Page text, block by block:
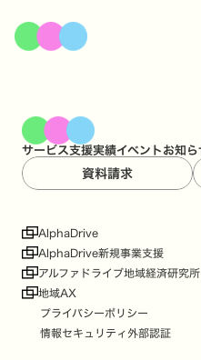
サービス支援実績イベントお知
資料請求
AlphaDrive
AlphaDrive新規事業支援
アルファドライブ地域経済研究所
地域AX
プライバシーポリシー
情報セキュリティ外部認証